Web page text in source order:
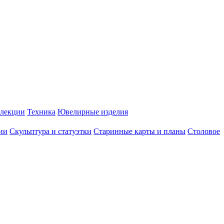
Техника Ювелирные изделия
Скульптура и статуэтки Старинные карты и планы Столовое